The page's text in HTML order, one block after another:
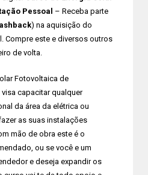
Pessoal – Receba parte
) na aquisição do
Compre este e diversos outros
de volta.
Fotovoltaica de
capacitar qualquer
da área da elétrica ou
as suas instalações
mão de obra este é o
ou se você e um
e deseja expandir os